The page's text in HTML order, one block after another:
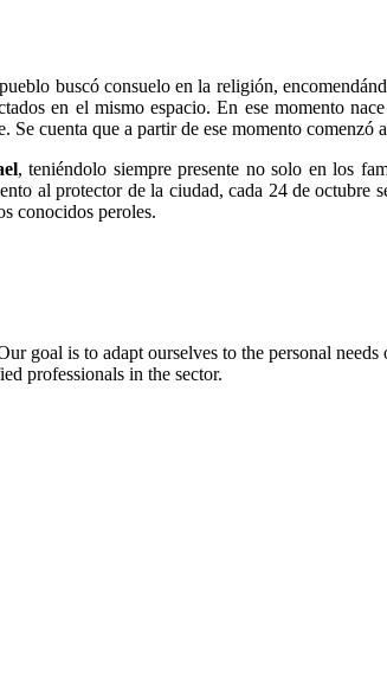
buscó consuelo en la religión,
en el mismo espacio. En ese momento
cuenta que a partir de ese momento comenzó
, teniéndolo siempre presente no solo en los
al protector de la ciudad, cada 24 de octubre
conocidos peroles.
goal is to adapt ourselves to the personal
professionals in the sector.